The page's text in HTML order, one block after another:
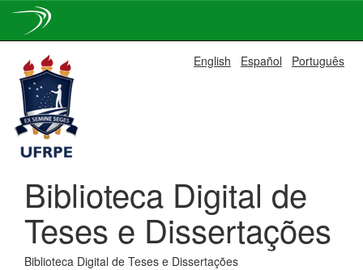
navigation
English Español Português
Biblioteca Digital de
Teses e Dissertações
Biblioteca Digital de Teses e Dissertações